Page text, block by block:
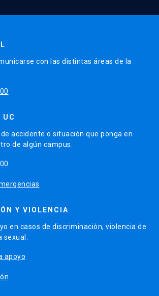
con las distintas áreas de la
UC
accidente o situación que ponga en
de algún campus.
Y VIOLENCIA
en casos de discriminación, violencia de
sexual.
apoyo